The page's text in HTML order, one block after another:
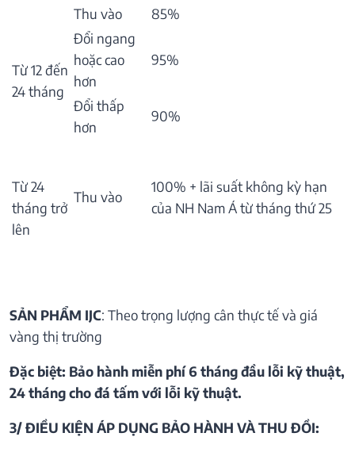
Từ 12 đến
24 tháng
Thu vào
85%
Đổi ngang
hoặc cao
hơn
95%
Đổi thấp
hơn
90%
Từ 24
tháng trở
lên
Thu vào
100% + lãi suất không kỳ hạn
của NH Nam Á từ tháng thứ 25
SẢN PHẨM IJC: Theo trọng lượng cân thực tế và giá
vàng thị trường
Đặc biệt: Bảo hành miễn phí 6 tháng đầu lỗi kỹ thuật,
24 tháng cho đá tấm với lỗi kỹ thuật.
3/ ĐIỀU KIỆN ÁP DỤNG BẢO HÀNH VÀ THU ĐỒI: